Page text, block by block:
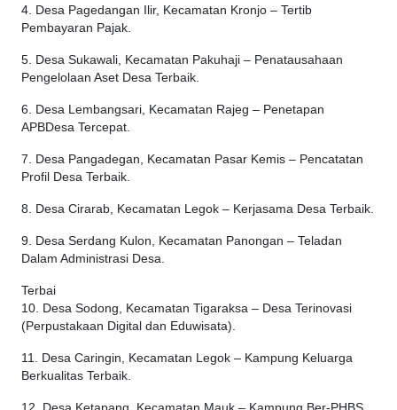
4. Desa Pagedangan Ilir, Kecamatan Kronjo – Tertib
Pembayaran Pajak.
5. Desa Sukawali, Kecamatan Pakuhaji – Penatausahaan
Pengelolaan Aset Desa Terbaik.
6. Desa Lembangsari, Kecamatan Rajeg – Penetapan
APBDesa Tercepat.
7. Desa Pangadegan, Kecamatan Pasar Kemis – Pencatatan
Profil Desa Terbaik.
8. Desa Cirarab, Kecamatan Legok – Kerjasama Desa Terbaik.
9. Desa Serdang Kulon, Kecamatan Panongan – Teladan
Dalam Administrasi Desa.
Terbai
10. Desa Sodong, Kecamatan Tigaraksa – Desa Terinovasi
(Perpustakaan Digital dan Eduwisata).
11. Desa Caringin, Kecamatan Legok – Kampung Keluarga
Berkualitas Terbaik.